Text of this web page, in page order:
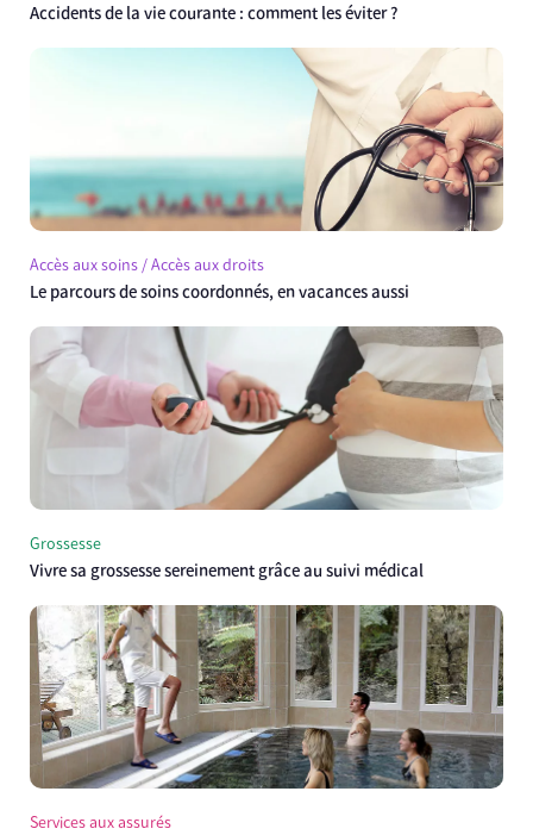
Accidents de la vie courante : comment les éviter ?
Accès aux soins / Accès aux droits
Le parcours de soins coordonnés, en vacances aussi
Grossesse
Vivre sa grossesse sereinement grâce au suivi médical
Services aux assurés